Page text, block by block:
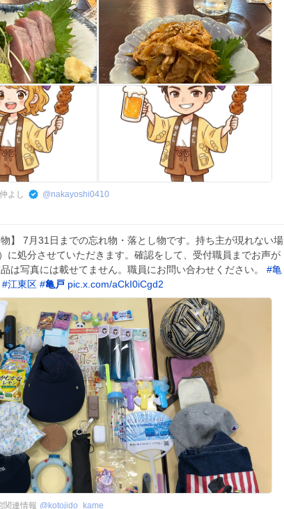
よし @nakayoshi0410
物】 7月31日までの忘れ物・落とし物です。持ち主が現れない場
に処分させていただきます。確認をして、受付職員までお声が
は写真には載せてません。職員にお問い合わせください。 #亀
#江東区 #亀戸 pic.x.com/aCkI0iCgd2
関連情報 @ kotojido_kame